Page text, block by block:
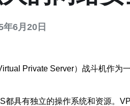
年6月20日
Private Server）战斗机作为
具有独立的操作系统和资源。